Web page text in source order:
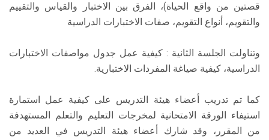
قصتين من واقع الحياة)، الفرق بين الاختبار والقياس والتقييم
والتقويم، أنواع التقويم، صفات الاختبارات الدراسية
وتناولت الجلسة الثانية : كيفية عمل جدول مواصفات الاختبارات
الدراسية، كيفية صياغة المفردات الاختبارية.
كما تم تدريب أعضاء هيئة التدريس على كيفية عمل استمارة
استيفاء الورقة الامتحانية لمخرجات التعليم والتعلم المستهدفة
من المقرر، وقد شارك أعضاء هيئة التدريس في العديد من